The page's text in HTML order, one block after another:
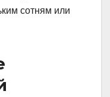
сотням или